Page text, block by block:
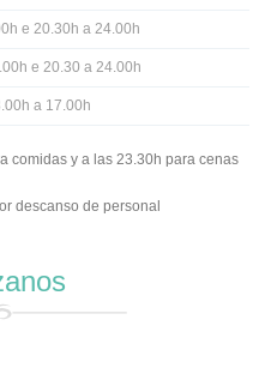
e 20.30h a 24.00h
e 20.30 a 24.00h
a 17.00h
comidas y a las 23.30h para cenas
descanso de personal